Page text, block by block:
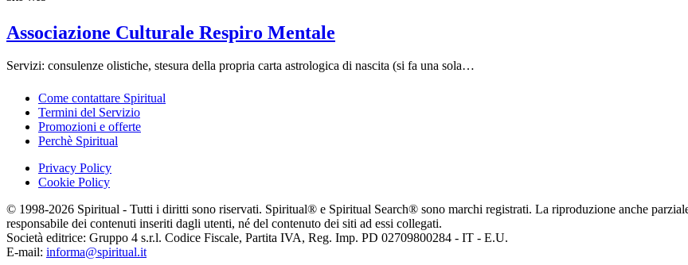
Associazione Culturale Respiro Mentale
Servizi: consulenze olistiche, stesura della propria carta astrologica di nascita (si fa una sola…
Come contattare Spiritual
Termini del Servizio
Promozioni e offerte
Perchè Spiritual
Privacy Policy
Cookie Policy
© 1998-2026 Spiritual - Tutti i diritti sono riservati. Spiritual® e Spiritual Search® sono marchi registrati. La riproduzione anche
responsabile dei contenuti inseriti dagli utenti, né del contenuto dei siti ad essi collegati.
Società editrice: Gruppo 4 s.r.l. Codice Fiscale, Partita IVA, Reg. Imp. PD 02709800284 - IT - E.U.
E-mail: informa@spiritual.it